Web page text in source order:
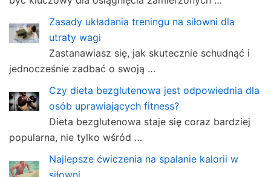
Zasady układania treningu na siłowni dla
utraty wagi
Zastanawiasz się, jak skutecznie schudnąć i
jednocześnie zadbać o swoją …
Czy dieta bezglutenowa jest odpowiednia dla
osób uprawiających fitness?
Dieta bezglutenowa staje się coraz bardziej
popularna, nie tylko wśród …
Najlepsze ćwiczenia na spalanie kalorii w
siłowni